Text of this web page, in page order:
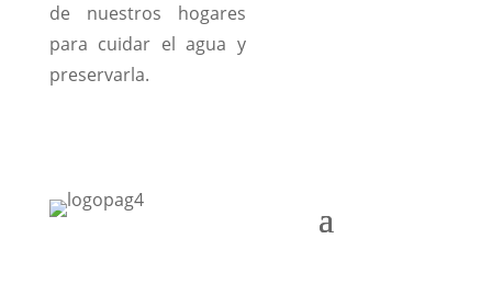
de nuestros hogares
para cuidar el agua y
preservarla.